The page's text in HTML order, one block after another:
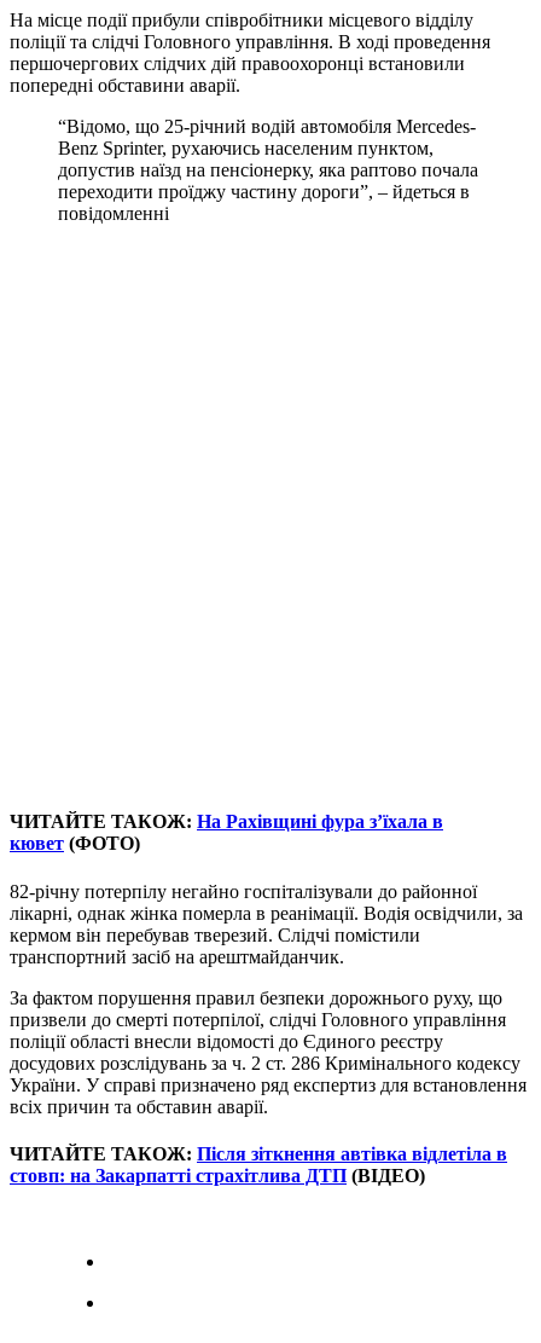
На місце події прибули співробітники місцевого відділу
поліції та слідчі Головного управління. В ході проведення
першочергових слідчих дій правоохоронці встановили
попередні обставини аварії.
“Відомо, що 25-річний водій автомобіля Mercedes-
Benz Sprinter, рухаючись населеним пунктом,
допустив наїзд на пенсіонерку, яка раптово почала
переходити проїджу частину дороги”, – йдеться в
повідомленні
ЧИТАЙТЕ ТАКОЖ: На Рахівщині фура з’їхала в
кювет (ФОТО)
82-річну потерпілу негайно госпіталізували до районної
лікарні, однак жінка померла в реанімації. Водія освідчили, за
кермом він перебував тверезий. Слідчі помістили
транспортний засіб на арештмайданчик.
За фактом порушення правил безпеки дорожнього руху, що
призвели до смерті потерпілої, слідчі Головного управління
поліції області внесли відомості до Єдиного реєстру
досудових розслідувань за ч. 2 ст. 286 Кримінального кодексу
України. У справі призначено ряд експертиз для встановлення
всіх причин та обставин аварії.
ЧИТАЙТЕ ТАКОЖ: Після зіткнення автівка відлетіла в
стовп: на Закарпатті страхітлива ДТП (ВІДЕО)